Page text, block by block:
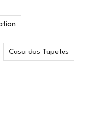
Casa dos Tapetes